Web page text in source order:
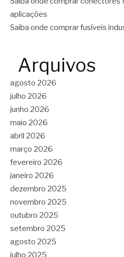
aplicações
Saiba onde comprar fusíveis
Arquivos
agosto 2026
julho 2026
junho 2026
maio 2026
abril 2026
março 2026
fevereiro 2026
janeiro 2026
dezembro 2025
novembro 2025
outubro 2025
setembro 2025
agosto 2025
julho 2025